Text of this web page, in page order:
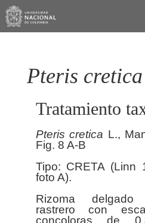
Pteris cretica
Tratamiento
Pteris cretica L.,
Fig. 8 A-B
Tipo: CRETA (Linn
foto A).
Rizoma
rastrero con
concoloras de